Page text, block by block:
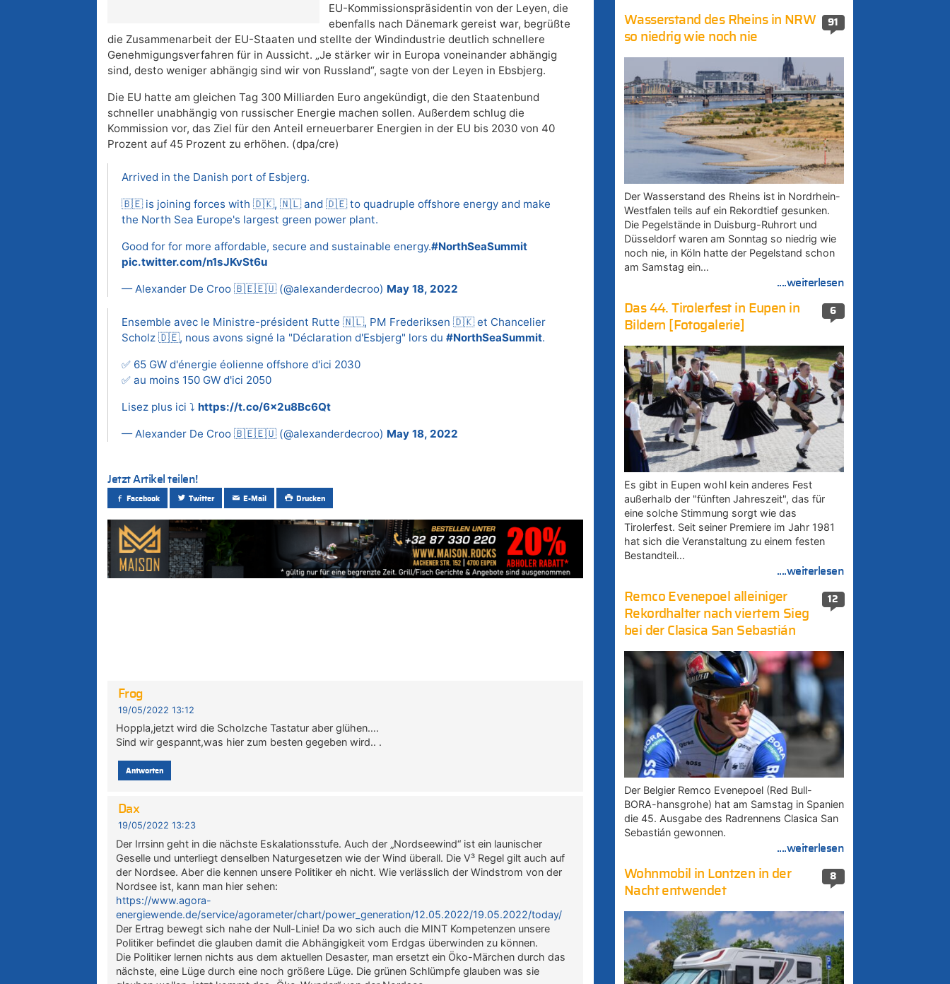
EU-Kommissionspräsidentin von der Leyen, die
ebenfalls nach Dänemark gereist war, begrüßte
die Zusammenarbeit der EU-Staaten und stellte der Windindustrie deutlich schnellere
Genehmigungsverfahren für in Aussicht. „Je stärker wir in Europa voneinander abhängig
sind, desto weniger abhängig sind wir von Russland“, sagte von der Leyen in Ebsbjerg.
Die EU hatte am gleichen Tag 300 Milliarden Euro angekündigt, die den Staatenbund
schneller unabhängig von russischer Energie machen sollen. Außerdem schlug die
Kommission vor, das Ziel für den Anteil erneuerbarer Energien in der EU bis 2030 von 40
Prozent auf 45 Prozent zu erhöhen. (dpa/cre)
Arrived in the Danish port of Esbjerg.
🇧🇪 is joining forces with 🇩🇰, 🇳🇱 and 🇩🇪 to quadruple offshore energy and make
the North Sea Europe's largest green power plant.
Good for for more affordable, secure and sustainable energy.#NorthSeaSummit
pic.twitter.com/n1sJKvSt6u
— Alexander De Croo 🇧🇪🇪🇺 (@alexanderdecroo) May 18, 2022
Ensemble avec le Ministre-président Rutte 🇳🇱, PM Frederiksen 🇩🇰 et Chancelier
Scholz 🇩🇪, nous avons signé la "Déclaration d'Esbjerg" lors du #NorthSeaSummit.
✅ 65 GW d'énergie éolienne offshore d'ici 2030
✅ au moins 150 GW d'ici 2050
Lisez plus ici ⤵️ https://t.co/6x2u8Bc6Qt
— Alexander De Croo 🇧🇪🇪🇺 (@alexanderdecroo) May 18, 2022
Jetzt Artikel teilen!
Facebook Twitter E-Mail Drucken
Frog
19/05/2022 13:12
Hoppla,jetzt wird die Scholzche Tastatur aber glühen….
Sind wir gespannt,was hier zum besten gegeben wird.. .
Antworten
Dax
19/05/2022 13:23
Der Irrsinn geht in die nächste Eskalationsstufe. Auch der „Nordseewind“ ist ein launischer
Geselle und unterliegt denselben Naturgesetzen wie der Wind überall. Die V³ Regel gilt auch auf
der Nordsee. Aber die kennen unsere Politiker eh nicht. Wie verlässlich der Windstrom von der
Nordsee ist, kann man hier sehen:
https://www.agora-
energiewende.de/service/agorameter/chart/power_generation/12.05.2022/19.05.2022/today/
Der Ertrag bewegt sich nahe der Null-Linie! Da wo sich auch die MINT Kompetenzen unsere
Politiker befindet die glauben damit die Abhängigkeit vom Erdgas überwinden zu können.
Die Politiker lernen nichts aus dem aktuellen Desaster, man ersetzt ein Öko-Märchen durch das
nächste, eine Lüge durch eine noch größere Lüge. Die grünen Schlümpfe glauben was sie
91
Wasserstand des Rheins in NRW
so niedrig wie noch nie
Der Wasserstand des Rheins ist in Nordrhein-
Westfalen teils auf ein Rekordtief gesunken.
Die Pegelstände in Duisburg-Ruhrort und
Düsseldorf waren am Sonntag so niedrig wie
noch nie, in Köln hatte der Pegelstand schon
am Samstag ein…
....weiterlesen
6
Das 44. Tirolerfest in Eupen in
Bildern [Fotogalerie]
Es gibt in Eupen wohl kein anderes Fest
außerhalb der "fünften Jahreszeit", das für
eine solche Stimmung sorgt wie das
Tirolerfest. Seit seiner Premiere im Jahr 1981
hat sich die Veranstaltung zu einem festen
Bestandteil…
....weiterlesen
12
Remco Evenepoel alleiniger
Rekordhalter nach viertem Sieg
bei der Clasica San Sebastián
Der Belgier Remco Evenepoel (Red Bull-
BORA-hansgrohe) hat am Samstag in Spanien
die 45. Ausgabe des Radrennens Clasica San
Sebastián gewonnen.
....weiterlesen
8
Wohnmobil in Lontzen in der
Nacht entwendet